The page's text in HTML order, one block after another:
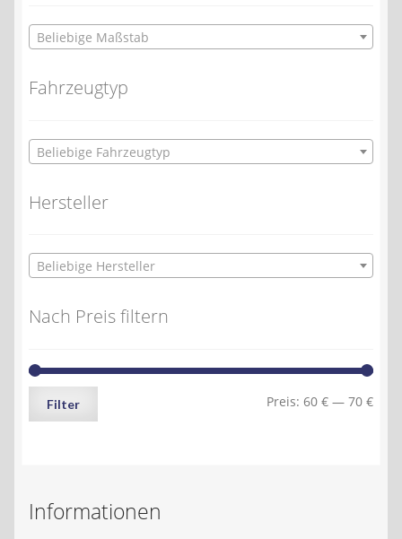
Beliebige Maßstab
Fahrzeugtyp
Beliebige Fahrzeugtyp
Hersteller
Beliebige Hersteller
Nach Preis filtern
Min.
Max.
Filter Preis: 60 € — 70 €
Informationen